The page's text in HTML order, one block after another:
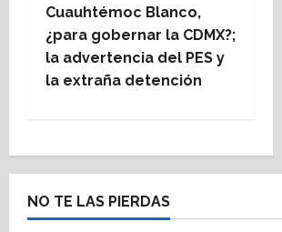
t
n
a
i
g
Cuauhtémoc Blanco,
¿para gobernar la CDMX?;
la advertencia del PES y
la extraña detención
NO TE LAS PIERDAS